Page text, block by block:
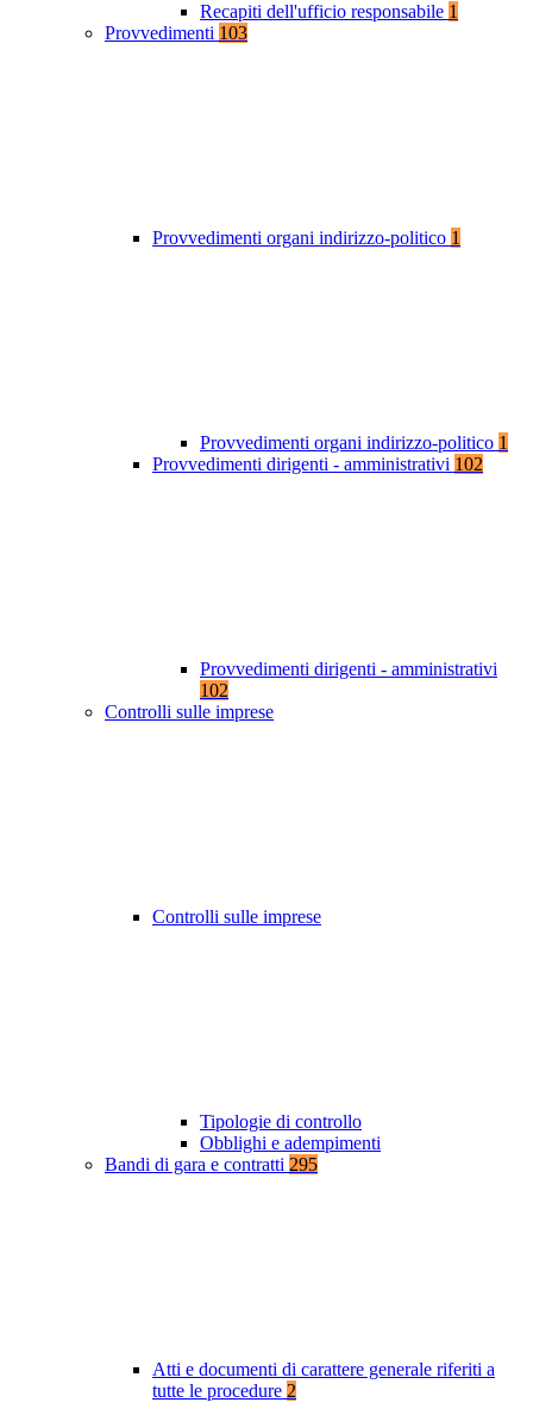
Recapiti dell'ufficio responsabile 1
Provvedimenti 103
Provvedimenti organi indirizzo-politico 1
Provvedimenti organi indirizzo-politico 1
Provvedimenti dirigenti - amministrativi 102
Provvedimenti dirigenti - amministrativi
102
Controlli sulle imprese
Controlli sulle imprese
Tipologie di controllo
Obblighi e adempimenti
Bandi di gara e contratti 295
Atti e documenti di carattere generale riferiti a
tutte le procedure 2